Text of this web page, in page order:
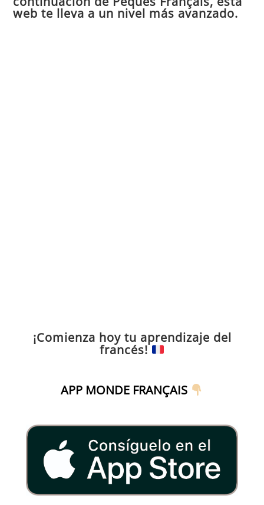
web te lleva a un nivel más avanzado.
¡Comienza hoy tu aprendizaje del
francés!
APP MONDE FRANÇAIS